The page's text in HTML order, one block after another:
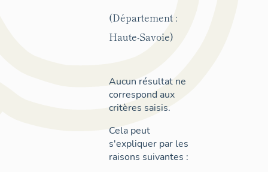
(Département :
Haute-Savoie)
Aucun résultat ne
correspond aux
critères saisis.
Cela peut
s'expliquer par les
raisons suivantes :